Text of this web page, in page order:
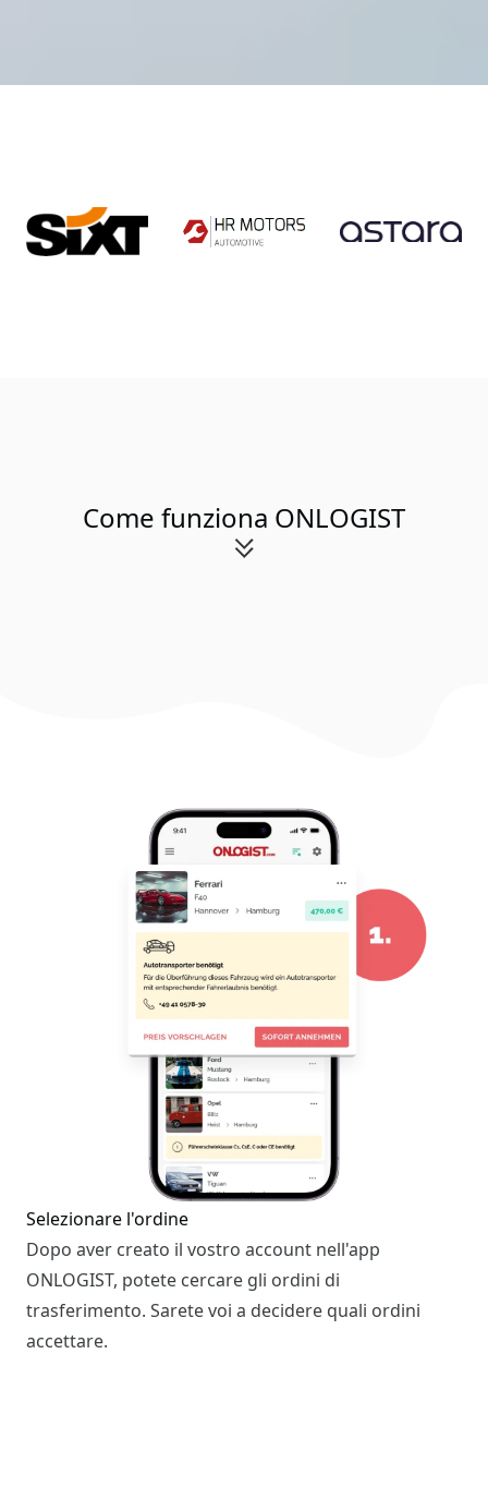
Come funziona ONLOGIST
Selezionare l'ordine
Dopo aver creato il vostro account nell'app
ONLOGIST, potete cercare gli ordini di
trasferimento. Sarete voi a decidere quali ordini
accettare.